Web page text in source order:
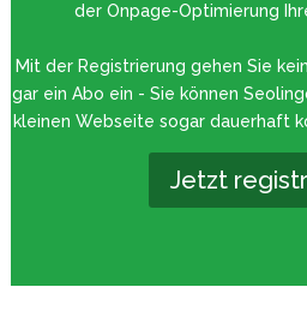
der Onpage-Optimierung
Mit der Registrierung gehen Sie
gar ein Abo ein - Sie können
kleinen Webseite sogar dauerhaft
Jetzt